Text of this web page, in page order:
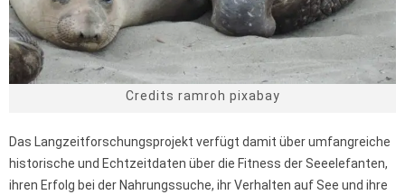
Credits ramroh pixabay
Das Langzeitforschungsprojekt verfügt damit über umfangreiche
historische und Echtzeitdaten über die Fitness der Seeelefanten,
ihren Erfolg bei der Nahrungssuche, ihr Verhalten auf See und ihre